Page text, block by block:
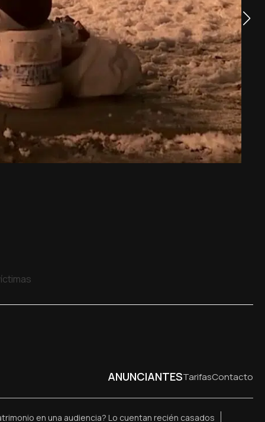
ANUNCIANTESTarifasContacto
en una audiencia? Lo cuentan recién casados